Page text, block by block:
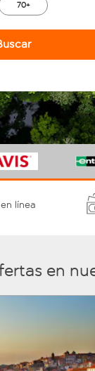
70+
línea
en